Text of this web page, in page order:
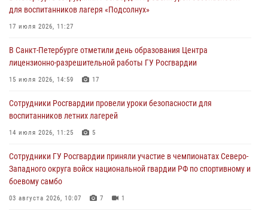
Росгвардейцы приняли участие в Большом семейном фестивале
В Ленинградской области сотрудники Росгвардии обнаружили
пропавшего мальчика с нарушением слуха и помогли ему вернуться
03 августа 2026, 11:51
В Санкт-Петербурге при содействии СОБР Росгвардии задержаны
03 августа 2026, 10:15 1
для воспитанников лагеря «Подсолнух»
17 июля 2026, 11:27
В Санкт-Петербурге отметили день образования Центра
лицензионно-разрешительной работы ГУ Росгвардии
15 июля 2026, 14:59 17
Сотрудники Росгвардии провели уроки безопасности для
воспитанников летних лагерей
14 июля 2026, 11:25 5
Сотрудники ГУ Росгвардии приняли участие в чемпионатах Северо-
Западного округа войск национальной гвардии РФ по спортивному и
боевому самбо
03 августа 2026, 10:07 7 1